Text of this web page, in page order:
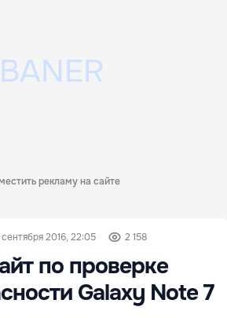
рекламу на сайте
сентября 2016, 22:05 2 158
по проверке
Galaxy Note 7